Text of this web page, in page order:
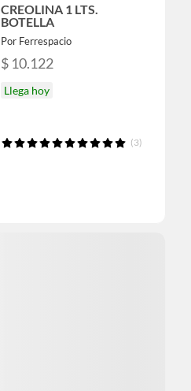
CREOLINA 1 LTS.
BOTELLA
Por Ferrespacio
$ 10.122
Llega hoy
(3)